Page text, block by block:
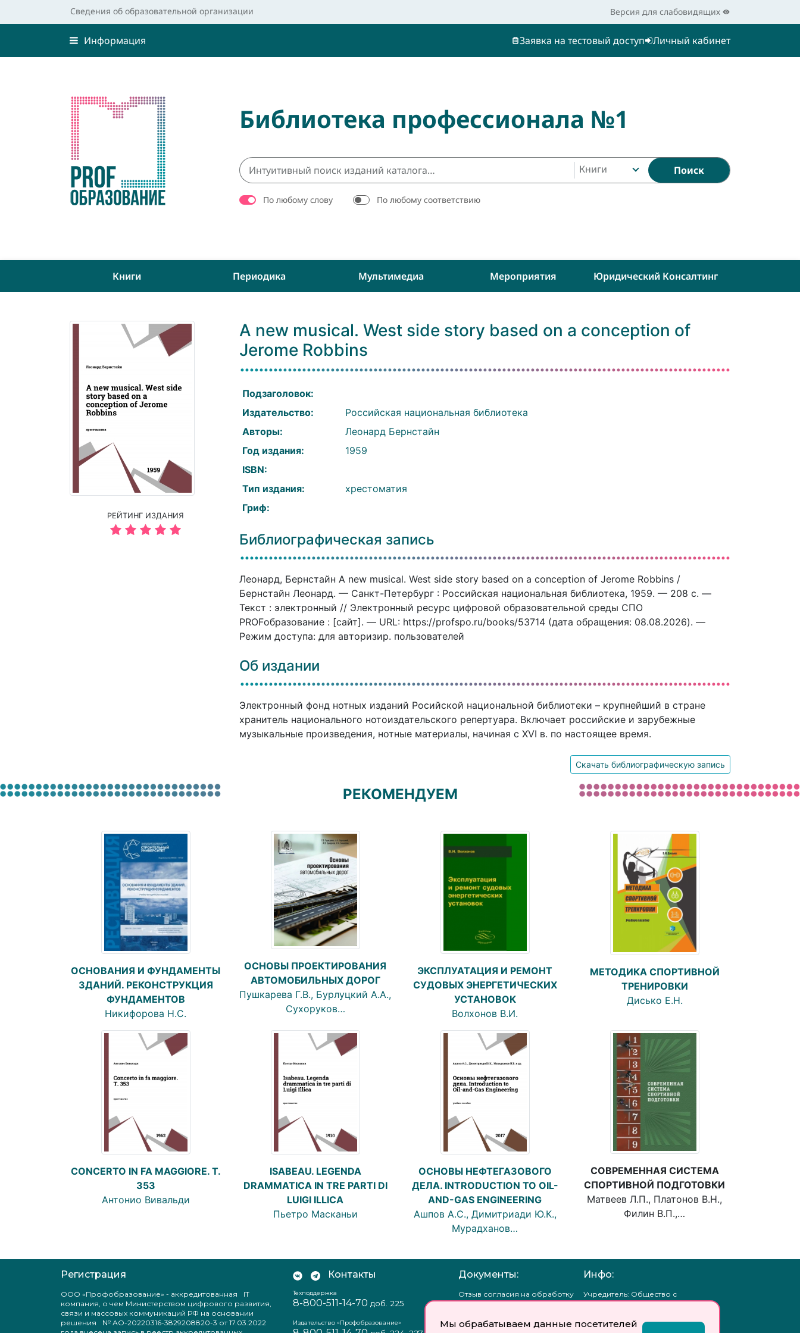
Мы обрабатываем данные посетителей
Сведения об образовательной организации Версия для слабовидящих
Информация Заявка на тестовый доступ Личный кабинет
Библиотека профессионала №1
Книги Поиск
По любому слову По любому соответствию
Книги Периодика Мультимедиа Мероприятия Юридический Консалтинг
РЕЙТИНГ ИЗДАНИЯ
A new musical. West side story based on a conception of
Jerome Robbins
Подзаголовок:
Издательство:
Российская национальная библиотека
Авторы:
Леонард Бернстайн
Год издания:
1959
ISBN:
Тип издания:
хрестоматия
Гриф:
Библиографическая запись
Леонард, Бернстайн A new musical. West side story based on a conception of Jerome Robbins /
Бернстайн Леонард. — Санкт-Петербург : Российская национальная библиотека, 1959. — 208 c. —
Текст : электронный // Электронный ресурс цифровой образовательной среды СПО
PROFобразование : [сайт]. — URL: https://profspo.ru/books/53714 (дата обращения: 08.08.2026). —
Режим доступа: для авторизир. пользователей
Об издании
Электронный фонд нотных изданий Росийской национальной библиотеки – крупнейший в стране
хранитель национального нотоиздательского репертуара. Включает российские и зарубежные
музыкальные произведения, нотные материалы, начиная с XVI в. по настоящее время.
Скачать библиографическую запись
РЕКОМЕНДУЕМ
ОСНОВАНИЯ И ФУНДАМЕНТЫ
ЗДАНИЙ. РЕКОНСТРУКЦИЯ
ФУНДАМЕНТОВ
Никифорова Н.С.
ОСНОВЫ ПРОЕКТИРОВАНИЯ
АВТОМОБИЛЬНЫХ ДОРОГ
Пушкарева Г.В., Бурлуцкий А.А.,
Сухоруков…
ЭКСПЛУАТАЦИЯ И РЕМОНТ
СУДОВЫХ ЭНЕРГЕТИЧЕСКИХ
УСТАНОВОК
Волхонов В.И.
МЕТОДИКА СПОРТИВНОЙ
ТРЕНИРОВКИ
Дисько Е.Н.
CONCERTO IN FA MAGGIORE. T.
353
Антонио Вивальди
ISABEAU. LEGENDA
DRAMMATICA IN TRE PARTI DI
LUIGI ILLICA
Пьетро Масканьи
ОСНОВЫ НЕФТЕГАЗОВОГО
ДЕЛА. INTRODUCTION TO OIL-
AND-GAS ENGINEERING
Ашпов А.С., Димитриади Ю.К.,
Мурадханов…
СОВРЕМЕННАЯ СИСТЕМА
СПОРТИВНОЙ ПОДГОТОВКИ
Матвеев Л.П., Платонов В.Н.,
Филин В.П.,…
Регистрация
ООО «Профобразование» - аккредитованная IT
компания, о чем Министерством цифрового развития,
связи и массовых коммуникаций РФ на основании
решения № АО-20220316-3829208820-3 от 17.03.2022
Контакты
Техподдержка
8-800-511-14-70 доб. 225
Издательство «Профобразование»
Документы:
Отзыв согласия на обработку
персональных данных
соглашение
Инфо:
Учредитель: Общество с
ограниченной
«Профобразование»